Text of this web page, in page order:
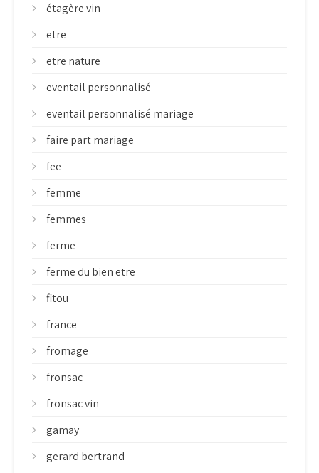
étagère vin
etre
etre nature
eventail personnalisé
eventail personnalisé mariage
faire part mariage
fee
femme
femmes
ferme
ferme du bien etre
fitou
france
fromage
fronsac
fronsac vin
gamay
gerard bertrand